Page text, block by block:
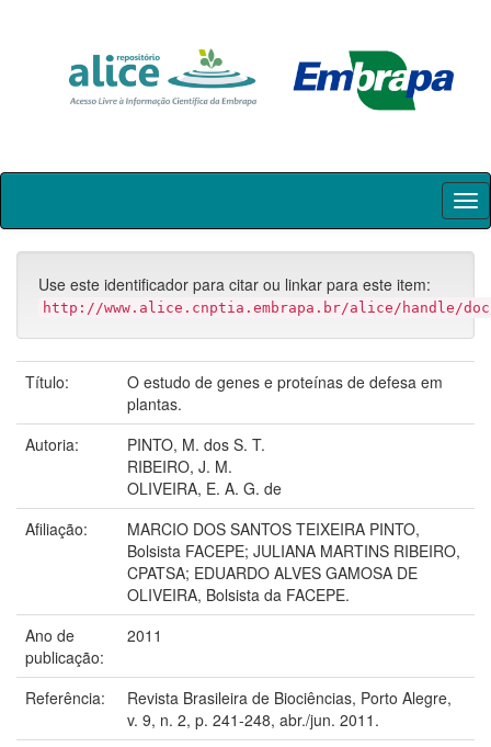
Skip
Use este identificador para citar ou linkar para este item:
http://www.alice.cnptia.embrapa.br/alice/handle/
Título:
O estudo de genes e proteínas de defesa em
plantas.
Autoria:
PINTO, M. dos S. T.
RIBEIRO, J. M.
OLIVEIRA, E. A. G. de
Afiliação:
MARCIO DOS SANTOS TEIXEIRA PINTO,
Bolsista FACEPE; JULIANA MARTINS RIBEIRO,
CPATSA; EDUARDO ALVES GAMOSA DE
OLIVEIRA, Bolsista da FACEPE.
Ano de
publicação:
2011
Referência:
Revista Brasileira de Biociências, Porto Alegre,
v. 9, n. 2, p. 241-248, abr./jun. 2011.